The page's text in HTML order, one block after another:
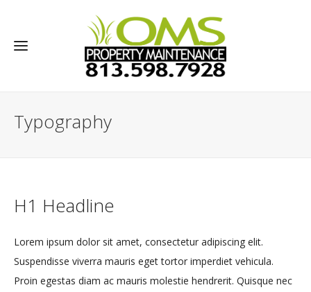
Typography
H1 Headline
Lorem ipsum dolor sit amet, consectetur adipiscing elit.
Suspendisse viverra mauris eget tortor imperdiet vehicula.
Proin egestas diam ac mauris molestie hendrerit. Quisque nec